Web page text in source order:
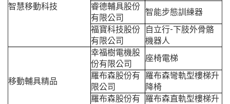
智慧移動科技
睿德輔具股份
有限公司
智能步態訓練器
福寶科技股份
有限公司
自立行-下肢外骨骼
機器人
移動輔具精品
幸福樹電機股
份有限公司
座椅電梯
羅布森股份有
限公司
羅布森彎軌型樓梯升
降椅
羅布森股份有
羅布森直軌型樓梯升